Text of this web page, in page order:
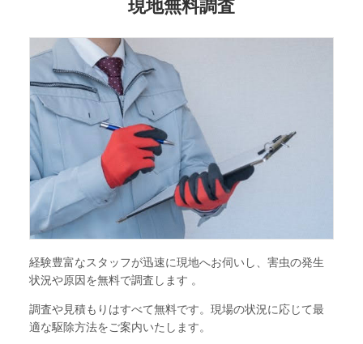
現地無料調査
経験豊富なスタッフが迅速に現地へお伺いし、害虫の発生
状況や原因を無料で調査します 。
調査や見積もりはすべて無料です。現場の状況に応じて最
適な駆除方法をご案内いたします。